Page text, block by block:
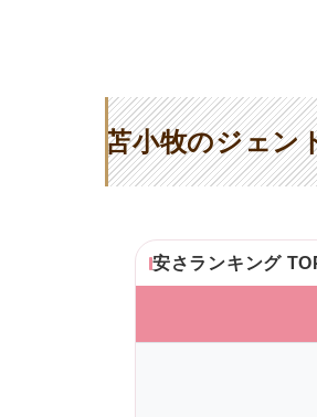
苫小牧のジェン
安さランキング